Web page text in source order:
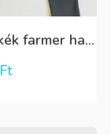
Sötétkék farmer hatású kényelmes nadrág
Ft